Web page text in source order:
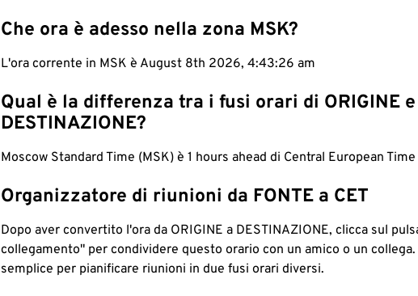
Che ora è adesso nella zona MSK?
L'ora corrente in MSK è August 8th 2026, 4:43:27 am
Qual è la differenza tra i fusi orari di ORIGINE e
DESTINAZIONE?
Moscow Standard Time (MSK) è 1 hours ahead di Central European Time
Organizzatore di riunioni da FONTE a CET
Dopo aver convertito l'ora da ORIGINE a DESTINAZIONE, clicca sul
collegamento" per condividere questo orario con un amico o un
semplice per pianificare riunioni in due fusi orari diversi.